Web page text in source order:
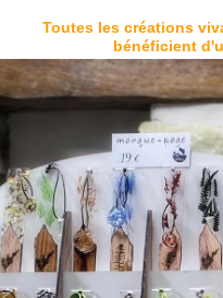
Toutes les créations
bénéficient